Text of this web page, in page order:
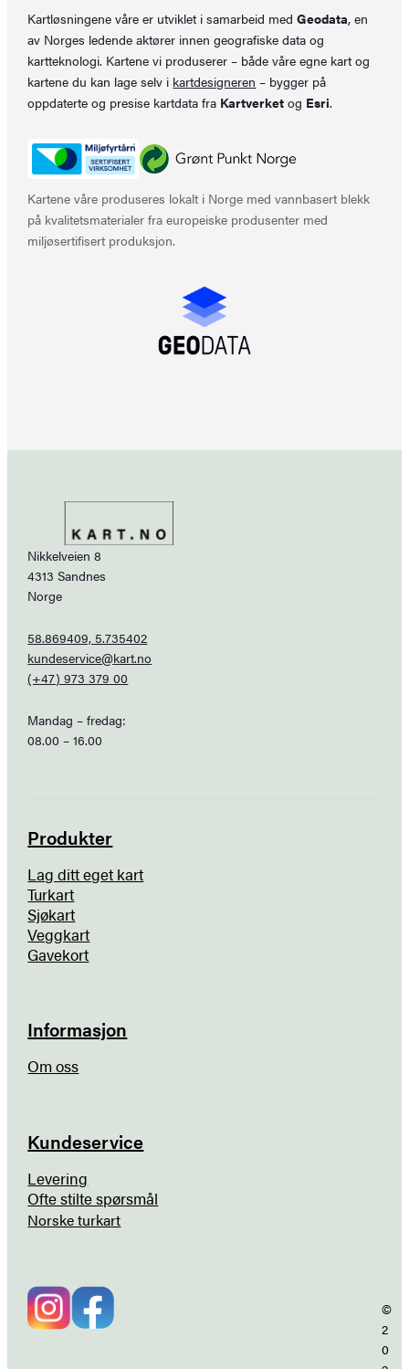
Kartløsningene våre er utviklet i samarbeid medGeodata, en
av Norges ledende aktører innen geografiske data og
kartteknologi. Kartene vi produserer – både våre egne kart og
kartene du kan lage selv i kartdesigneren – bygger på
oppdaterte og presise kartdata fra Kartverket og Esri.
Kartene våre produseres lokalt i Norge med vannbasert blekk
på kvalitetsmaterialer fra europeiske produsenter med
miljøsertifisert produksjon.
Nikkelveien 8
4313 Sandnes
Norge
58.869409, 5.735402
kundeservice@kart.no
(+47) 973 379 00
Mandag – fredag:
08.00 – 16.00
Produkter
Lag ditt eget kart
Turkart
Sjøkart
Veggkart
Gavekort
Informasjon
Om oss
Kundeservice
Levering
Ofte stilte spørsmål
Norske turkart
©
2
0